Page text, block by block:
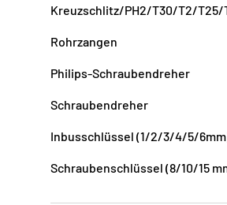
Kreuzschlitz/PH2/T30/T2/
Rohrzangen
Philips-Schraubendreher
Schraubendreher
Inbusschlüssel (1/2/3/4/5/
Schraubenschlüssel (8/10/15